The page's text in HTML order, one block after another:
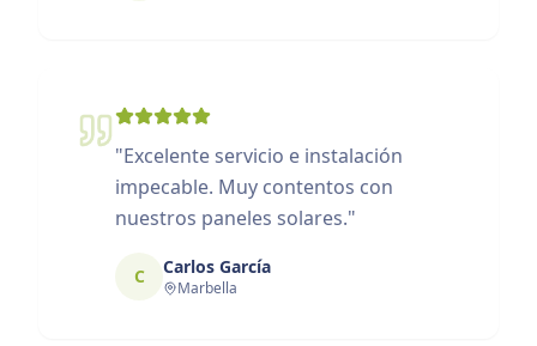
"Excelente servicio e instalación
impecable. Muy contentos con
nuestros paneles solares."
C Carlos García
Marbella